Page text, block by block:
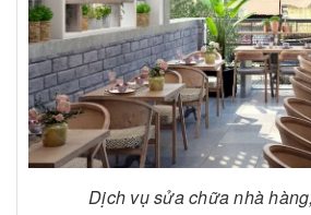
Dịch vụ sửa chữa nhà